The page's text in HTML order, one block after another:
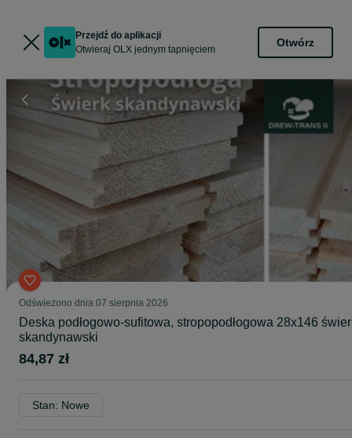
Przejdź do aplikacji
Otwieraj OLX jednym tapnięciem
Otwórz
Odświeżono dnia 07 sierpnia 2026
Deska podłogowo-sufitowa, stropopodłogowa 28x146
skandynawski
84,87 zł
Stan: Nowe